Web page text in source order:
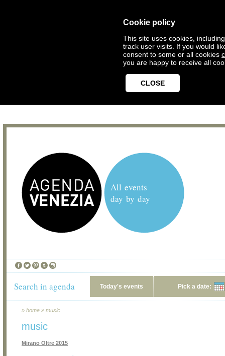
Cookie policy
This site uses cookies,
track user visits. If you would
consent to some or all cookies
you are happy to receive all
CLOSE
All events
day by day
Search in agenda Today's events Pick a date:
» home » music
music
Mirano Oltre 2015